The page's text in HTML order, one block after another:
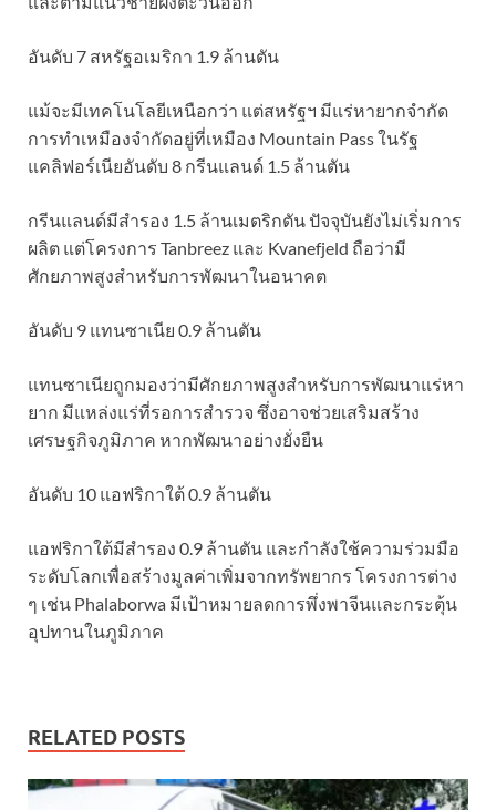
อันดับ 7 สหรัฐอเมริกา 1.9 ล้านตัน
แม้จะมีเทคโนโลยีเหนือกว่า แต่สหรัฐฯ มีแร่หายากจำกัด
การทำเหมืองจำกัดอยู่ที่เหมือง Mountain Pass ในรัฐ
แคลิฟอร์เนียอันดับ 8 กรีนแลนด์ 1.5 ล้านตัน
กรีนแลนด์มีสำรอง 1.5 ล้านเมตริกตัน ปัจจุบันยังไม่เริ่มการ
ผลิต แต่โครงการ Tanbreez และ Kvanefjeld ถือว่ามี
ศักยภาพสูงสำหรับการพัฒนาในอนาคต
อันดับ 9 แทนซาเนีย 0.9 ล้านตัน
แทนซาเนียถูกมองว่ามีศักยภาพสูงสำหรับการพัฒนาแร่หา
ยาก มีแหล่งแร่ที่รอการสำรวจ ซึ่งอาจช่วยเสริมสร้าง
เศรษฐกิจภูมิภาค หากพัฒนาอย่างยั่งยืน
อันดับ 10 แอฟริกาใต้ 0.9 ล้านตัน
แอฟริกาใต้มีสำรอง 0.9 ล้านตัน และกำลังใช้ความร่วมมือ
ระดับโลกเพื่อสร้างมูลค่าเพิ่มจากทรัพยากร โครงการต่าง
ๆ เช่น Phalaborwa มีเป้าหมายลดการพึ่งพาจีนและกระตุ้น
อุปทานในภูมิภาค
RELATED POSTS